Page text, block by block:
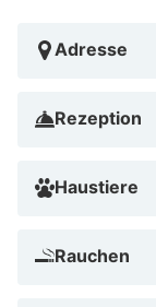
Adresse
Rezeption
Haustiere
Rauchen